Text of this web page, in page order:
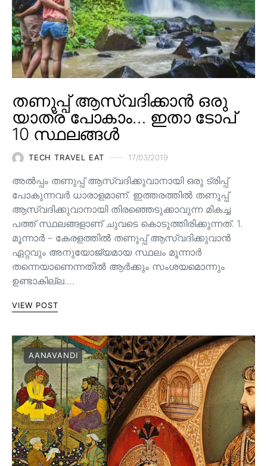
തണുപ്പ് ആസ്വദിക്കാൻ ഒരു
യാത്ര പോകാം… ഇതാ ടോപ്
10 സ്ഥലങ്ങൾ
TECH TRAVEL EAT 17/03/2019
അൽപ്പം തണുപ്പ് ആസ്വദിക്കുവാനായി ഒരു ട്രിപ്പ്
പോകുന്നവർ ധാരാളമാണ്. ഇത്തരത്തിൽ തണുപ്പ്
ആസ്വദിക്കുവാനായി തിരഞ്ഞെടുക്കാവുന്ന മികച്ച
പത്ത് സ്ഥലങ്ങളാണ് ചുവടെ കൊടുത്തിരിക്കുന്നത്. 1.
മൂന്നാർ – കേരളത്തിൽ തണുപ്പ് ആസ്വദിക്കുവാൻ
ഏറ്റവും അനുയോജ്യമായ സ്ഥലം മൂന്നാർ
തന്നെയാണെന്നതിൽ ആർക്കും സംശയമൊന്നും
ഉണ്ടാകില്ല.…
VIEW POST
AANAVANDI